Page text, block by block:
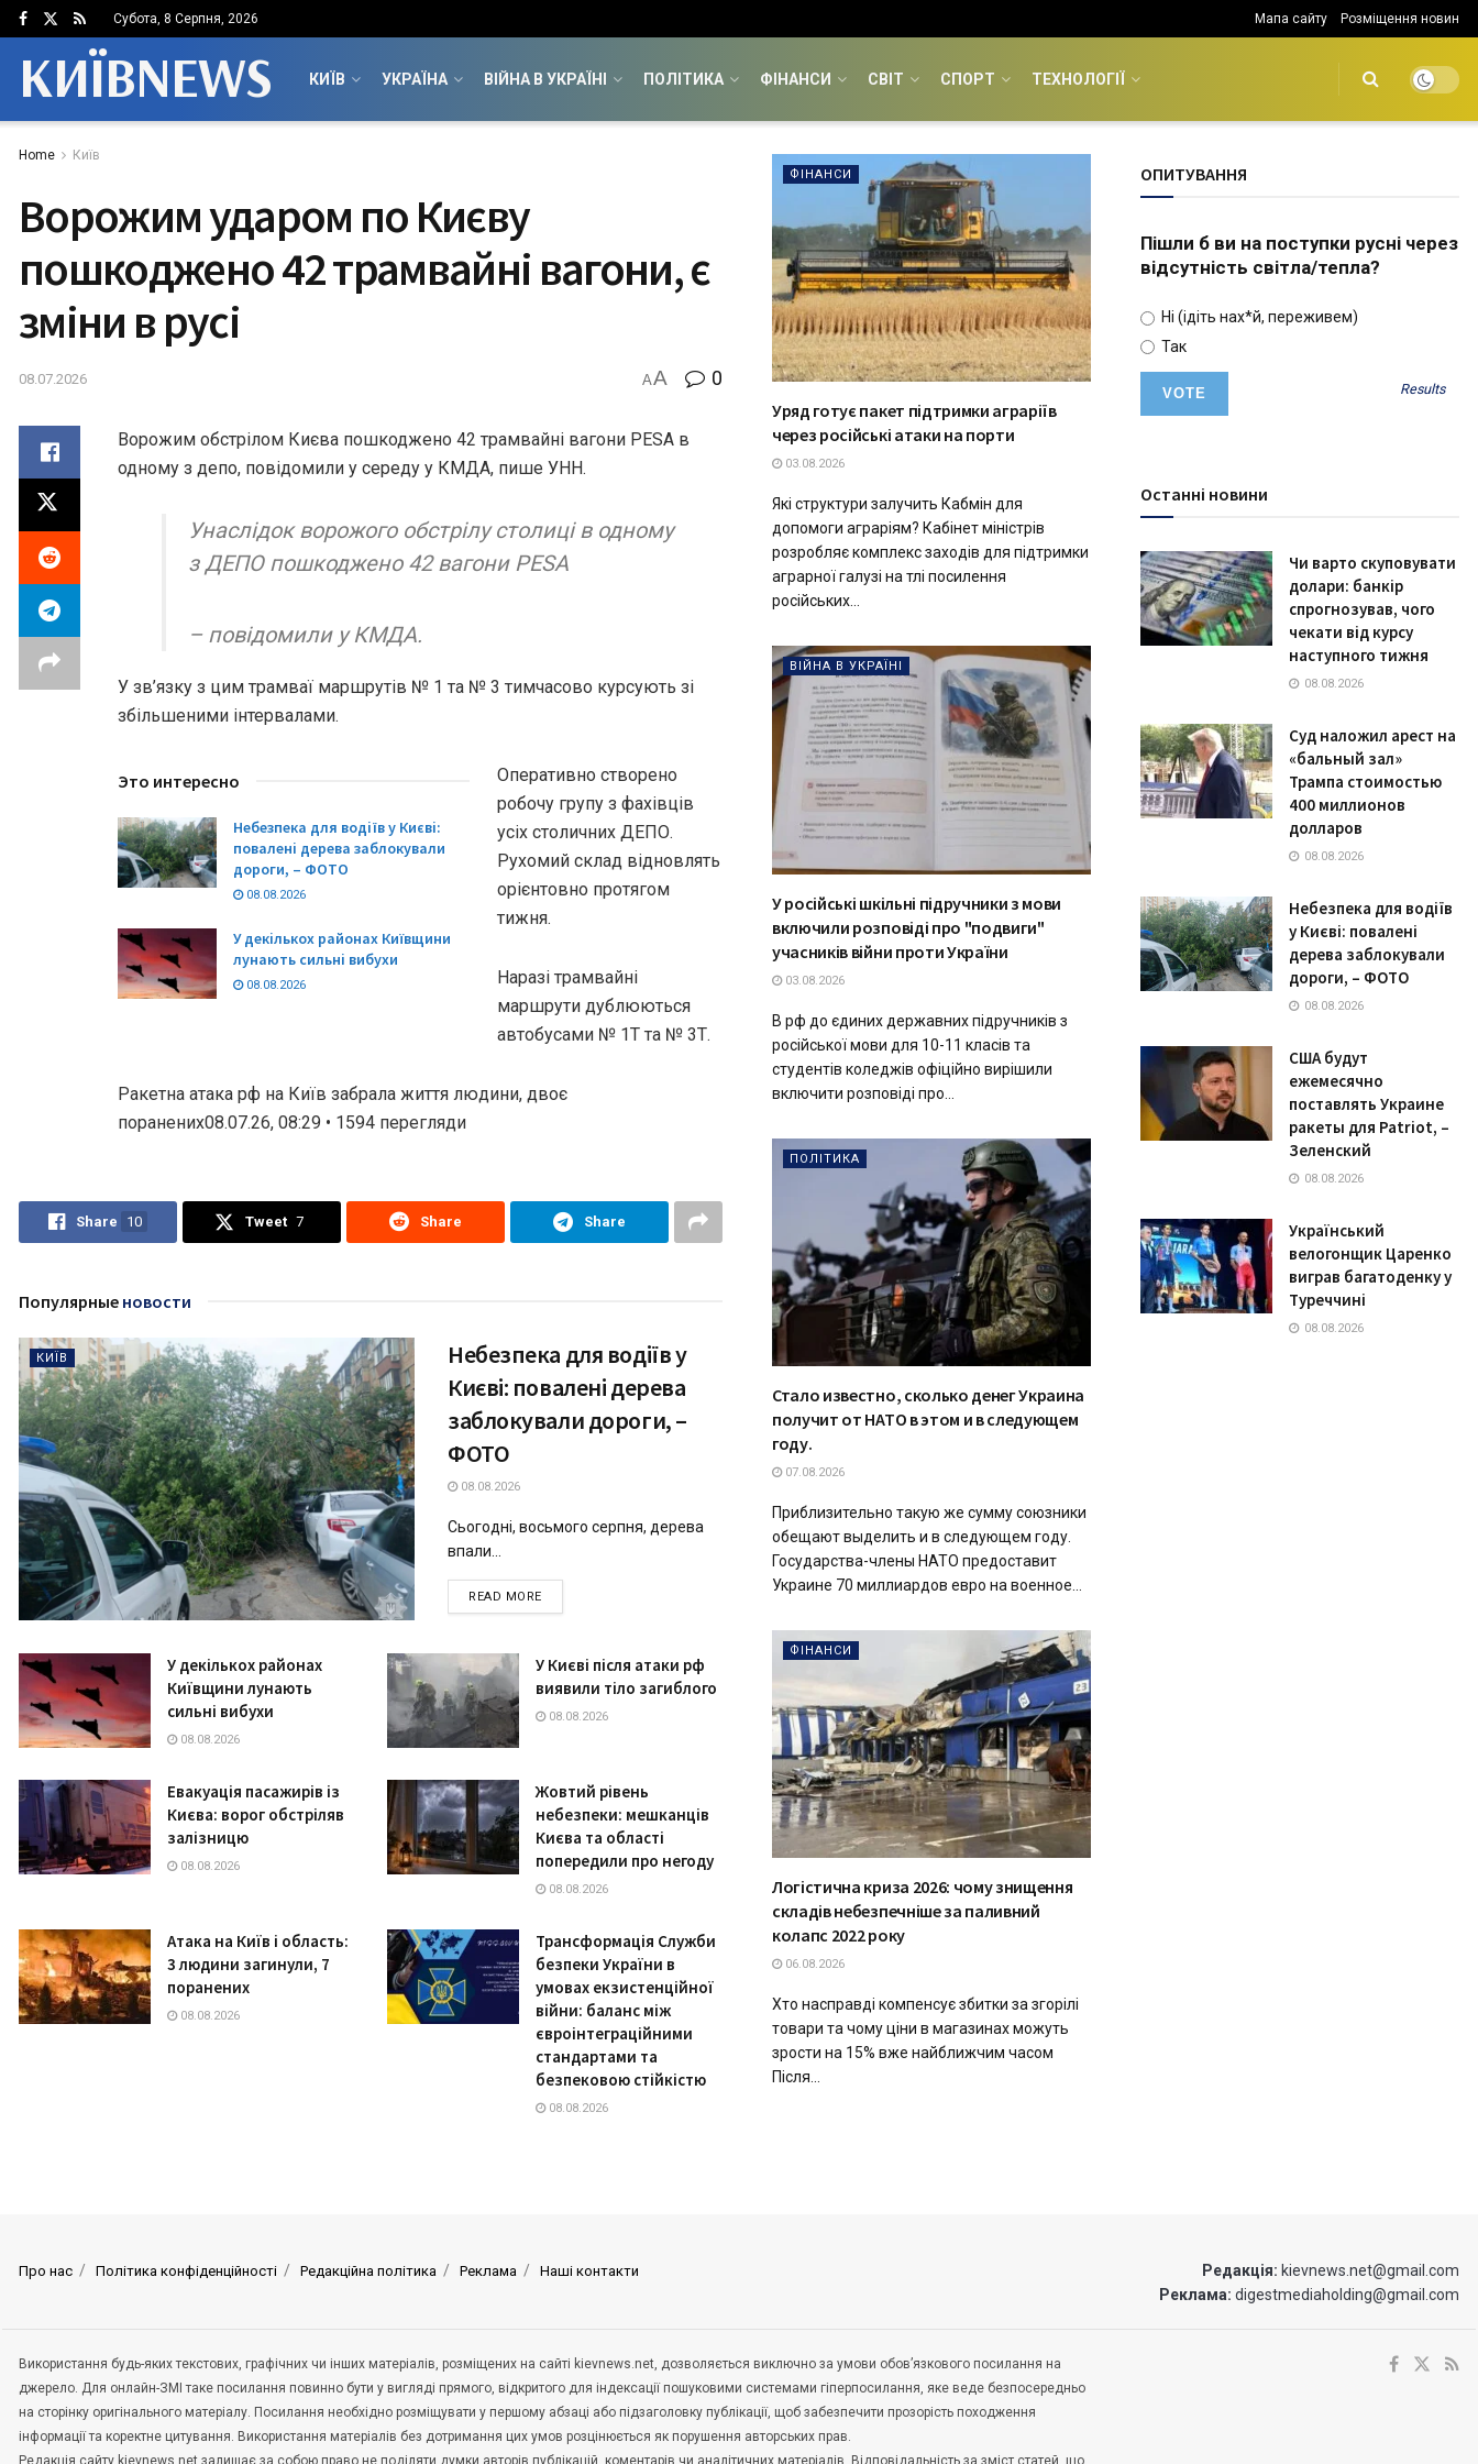
Субота, 8 Серпня, 2026 Мапа сайту Розміщення новин
КИЇВNEWS КИЇВ УКРАЇНА ВІЙНА В УКРАЇНІ ПОЛІТИКА ФІНАНСИ СВІТ СПОРТ ТЕХНОЛОГІЇ
Home Київ
Ворожим ударом по Києву
пошкоджено 42 трамвайні вагони, є
зміни в русі
08.07.2026 AA 0
Ворожим обстрілом Києва пошкоджено 42 трамвайні вагони PESA в
одному з депо, повідомили у середу у КМДА, пише УНН.
Унаслідок ворожого обстрілу столиці в одному
з ДЕПО пошкоджено 42 вагони PESA
– повідомили у КМДА.
У зв’язку з цим трамваї маршрутів № 1 та № 3 тимчасово курсують зі
збільшеними інтервалами.
Это интересно
Небезпека для водіїв у Києві:
повалені дерева заблокували
дороги, – ФОТО
08.08.2026
У декількох районах Київщини
лунають сильні вибухи
08.08.2026
Оперативно створено
робочу групу з фахівців
усіх столичних ДЕПО.
Рухомий склад відновлять
орієнтовно протягом
тижня.
Наразі трамвайні
маршрути дублюються
автобусами № 1Т та № 3Т.
Ракетна атака рф на Київ забрала життя людини, двоє
поранених08.07.26, 08:29 • 1594 перегляди
Share 10 Tweet 7 Share Share
Популярные новости
КИЇВ
Небезпека для водіїв у
Києві: повалені дерева
заблокували дороги, –
ФОТО
08.08.2026
Сьогодні, восьмого серпня, дерева
впали...
READ MOREDETAILS
У декількох районах
Київщини лунають
сильні вибухи
08.08.2026
У Києві після атаки рф
виявили тіло загиблого
08.08.2026
Евакуація пасажирів із
Києва: ворог обстріляв
залізницю
08.08.2026
Жовтий рівень
небезпеки: мешканців
Києва та області
попередили про негоду
08.08.2026
Атака на Київ і область:
3 людини загинули, 7
поранених
08.08.2026
Трансформація Служби
безпеки України в
умовах екзистенційної
війни: баланс між
євроінтеграційними
стандартами та
безпековою стійкістю
08.08.2026
ФІНАНСИ
Уряд готує пакет підтримки аграріїв
через російські атаки на порти
03.08.2026
Які структури залучить Кабмін для
допомоги аграріям? Кабінет міністрів
розробляє комплекс заходів для підтримки
аграрної галузі на тлі посилення
російських...
ВІЙНА В УКРАЇНІ
У російські шкільні підручники з мови
включили розповіді про "подвиги"
учасників війни проти України
03.08.2026
В рф до єдиних державних підручників з
російської мови для 10-11 класів та
студентів коледжів офіційно вирішили
включити розповіді про...
ПОЛІТИКА
Стало известно, сколько денег Украина
получит от НАТО в этом и в следующем
году.
07.08.2026
Приблизительно такую же сумму союзники
обещают выделить и в следующем году.
Государства-члены НАТО предоставит
Украине 70 миллиардов евро на военное...
ФІНАНСИ
Логістична криза 2026: чому знищення
складів небезпечніше за паливний
колапс 2022 року
06.08.2026
Хто насправді компенсує збитки за згорілі
товари та чому ціни в магазинах можуть
зрости на 15% вже найближчим часом
Після...
ОПИТУВАННЯ
Пішли б ви на поступки русні через
відсутність світла/тепла?
Ні (ідіть нах*й, переживем)
Так
Results
Останні новини
Чи варто скуповувати
долари: банкір
спрогнозував, чого
чекати від курсу
наступного тижня
08.08.2026
Суд наложил арест на
«бальный зал»
Трампа стоимостью
400 миллионов
долларов
08.08.2026
Небезпека для водіїв
у Києві: повалені
дерева заблокували
дороги, – ФОТО
08.08.2026
США будут
ежемесячно
поставлять Украине
ракеты для Patriot, –
Зеленский
08.08.2026
Український
велогонщик Царенко
виграв багатоденку у
Туреччині
08.08.2026
Про нас Політика конфіденційності Редакційна політика Реклама Наші контакти Редакція: kievnews.net@gmail.com
Реклама: digestmediaholding@gmail.com
Використання будь-яких текстових, графічних чи інших матеріалів, розміщених на сайті kievnews.net, дозволяється виключно за умови обов’язкового посилання на
джерело. Для онлайн-ЗМІ таке посилання повинно бути у вигляді прямого, відкритого для індексації пошуковими системами гіперпосилання, яке веде безпосередньо
на сторінку оригінального матеріалу. Посилання необхідно розміщувати у першому абзаці або підзаголовку публікації, щоб забезпечити прозорість походження
інформації та коректне цитування. Використання матеріалів без дотримання цих умов розцінюється як порушення авторських прав.
Редакція сайту kievnews.net залишає за собою право не поділяти думки авторів публікацій, коментарів чи аналітичних матеріалів. Відповідальність за зміст статей, що